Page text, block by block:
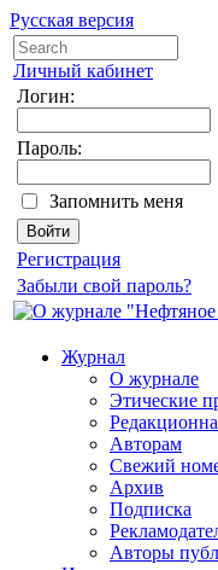
Русская версия
Личный кабинет
Логин:
Пароль:
Запомнить меня
Регистрация
Забыли свой пароль?
Журнал
О журнале
Этические
Авторам
Свежий
Архив
Подписка
Авторы